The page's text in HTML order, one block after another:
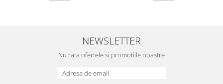
NEWSLETTER
Nu rata ofertele si promotiile noastre